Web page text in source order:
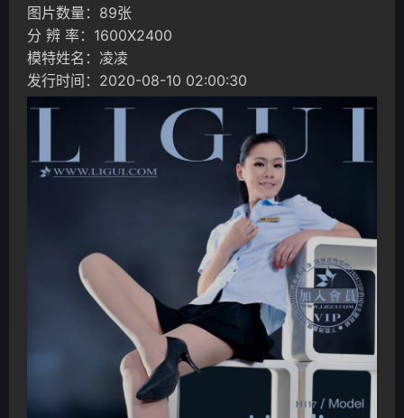
图片数量：89张
分 辨 率：1600X2400
模特姓名：凌凌
发行时间：2020-08-10 02:00:30